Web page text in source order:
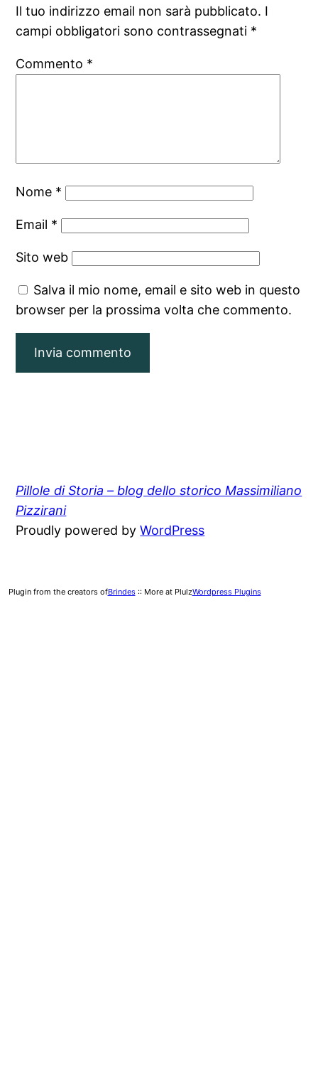
Il tuo indirizzo email non sarà pubblicato. I
campi obbligatori sono contrassegnati *
Commento *
Nome *
Email *
Sito web
Salva il mio nome, email e sito web in questo
browser per la prossima volta che commento.
Pillole di Storia – blog dello storico Massimiliano
Pizzirani
Proudly powered byWordPress
Plugin from the creators ofBrindes:: More at PlulzWordpress Plugins